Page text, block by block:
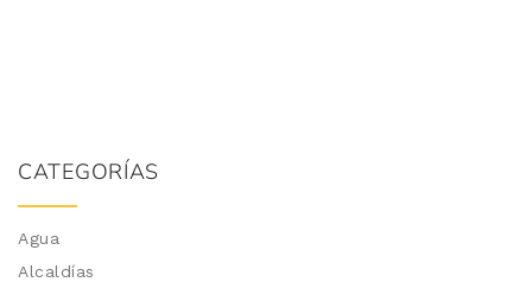
CATEGORÍAS
Agua
Alcaldías